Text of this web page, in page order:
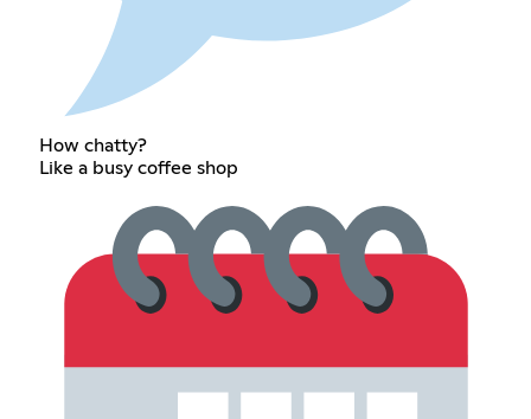
How chatty?
Like a busy coffee shop